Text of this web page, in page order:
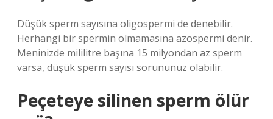
Düşük sperm sayısına oligospermi de denebilir.
Herhangi bir spermin olmamasına azospermi denir.
Meninizde mililitre başına 15 milyondan az sperm
varsa, düşük sperm sayısı sorununuz olabilir.
Peçeteye silinen sperm ölür